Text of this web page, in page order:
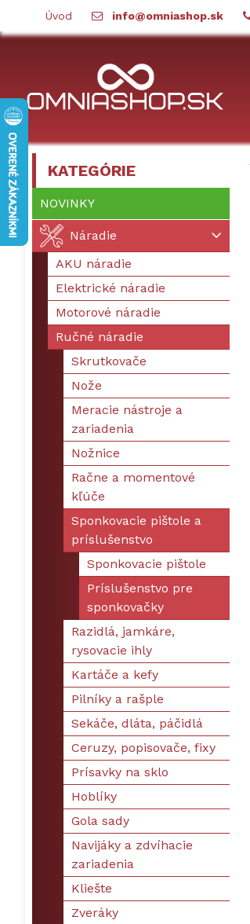
Úvod info@omniashop.sk
KATEGÓRIE
NOVINKY
Náradie
AKU náradie
Elektrické náradie
Motorové náradie
Ručné náradie
Skrutkovače
Nože
Meracie nástroje a
zariadenia
Nožnice
Račne a momentové
kľúče
Sponkovacie pištole a
príslušenstvo
Sponkovacie pištole
Príslušenstvo pre
sponkovačky
Razidlá, jamkáre,
rysovacie ihly
Kartáče a kefy
Pilníky a rašple
Sekáče, dláta, páčidlá
Ceruzy, popisovače, fixy
Prísavky na sklo
Hoblíky
Gola sady
Navijáky a zdvíhacie
zariadenia
Kliešte
Zveráky